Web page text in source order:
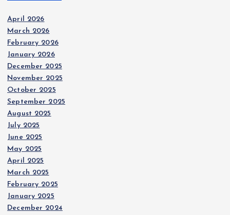
April 2026
March 2026
February 2026
January 2026
December 2025
November 2025
October 2025
September 2025
August 2025
July 2025
June 2025
May 2025
April 2025
March 2025
February 2025
January 2025
December 2024